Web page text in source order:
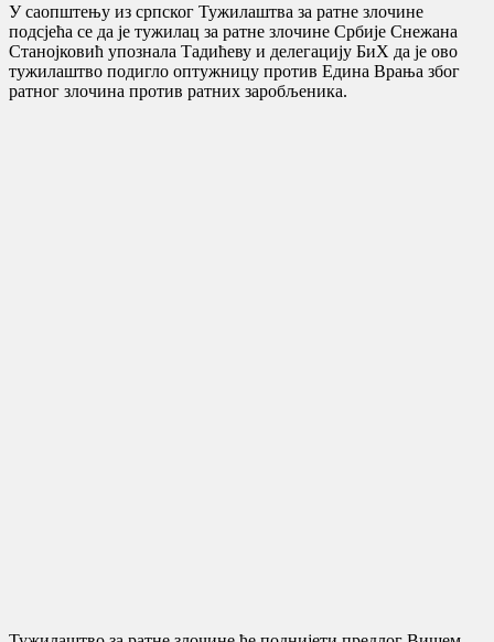
У саопштењу из српског Тужилаштва за ратне злочине
подсјећа се да је тужилац за ратне злочине Србије Снежана
Станојковић упознала Тадићеву и делегацију БиХ да је ово
тужилаштво подигло оптужницу против Едина Врања због
ратног злочина против ратних заробљеника.